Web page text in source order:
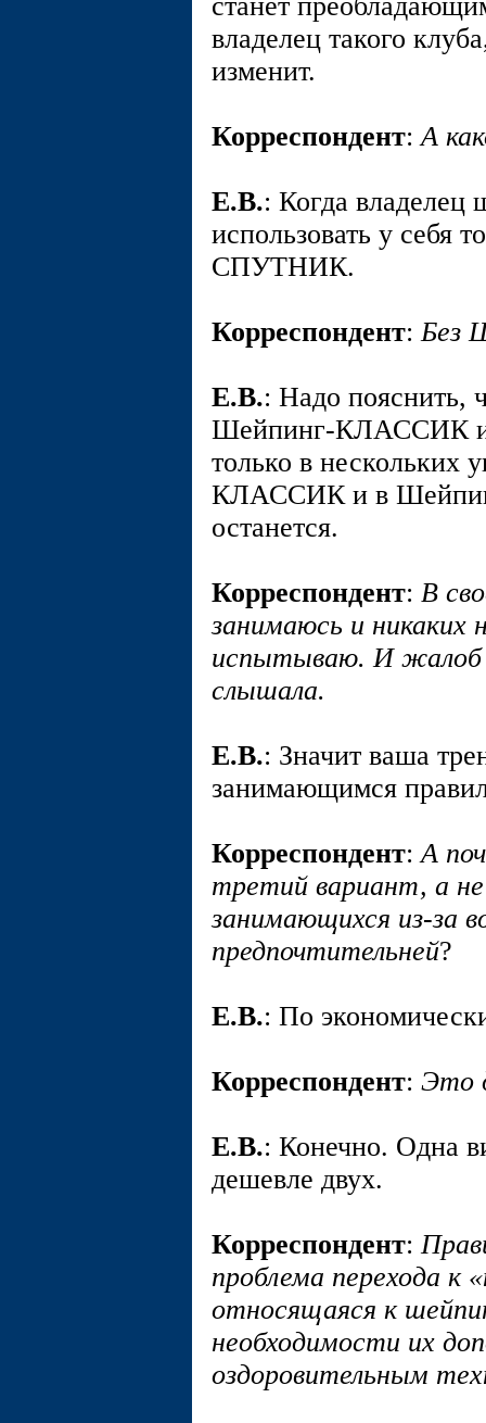
станет
владелец такого
изменит.
Корреспондент:А
E.В.: Когда владелец
использовать у себя
СПУТНИК.
Корреспондент:Без
E.В.: Надо пояснить,
Шейпинг-КЛАССИК
только в нескольких
КЛАССИК и в
останется.
Корреспондент: В
занимаюсь и никаких
испытываю. И жалоб
слышала.
E.В.: Значит ваша
занимающимся
Корреспондент:А
третий вариант, а
занимающихся из-за
предпочтительней?
E.В.: По
Корреспондент: Это
E.В.: Конечно. Одна
дешевле двух.
Корреспондент:
проблема перехода к
относящаяся к
необходимости их
оздоровительным